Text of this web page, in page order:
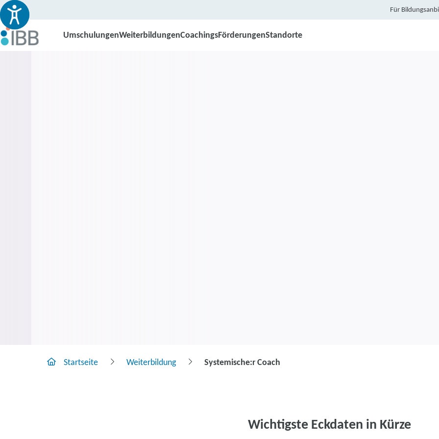
Für
UmschulungenWeiterbildungenCoachingsFörderungenStandorte
Startseite Weiterbildung Systemische:r Coach
Wichtigste Eckdaten in Kürze